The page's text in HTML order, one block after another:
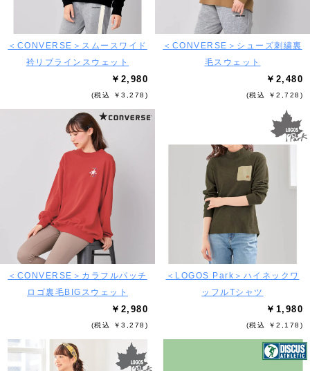
＜CONVERSE＞スムースワイド
衿リブラインスウェット
￥2,980
(税込 ￥3,278)
＜CONVERSE＞シューズ刺繍裏
毛スウェット
￥2,480
(税込 ￥2,728)
＜CONVERSE＞カラフルパッチ
ロゴ裏毛BIGスウェット
￥2,980
(税込 ￥3,278)
＜LOGOS Park＞ハイネックワ
ッフルTシャツ
￥1,980
(税込 ￥2,178)